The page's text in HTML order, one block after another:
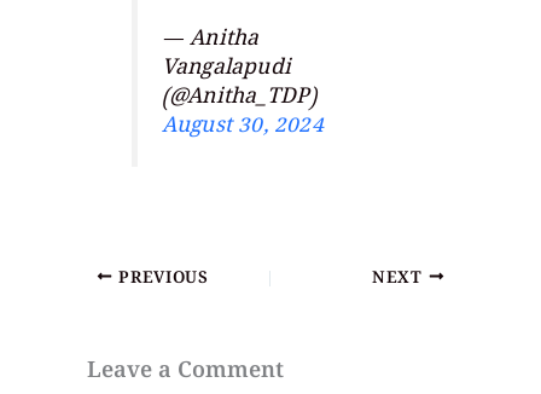
— Anitha
Vangalapudi
(@Anitha_TDP)
August 30, 2024
PREVIOUS NEXT
Leave a Comment